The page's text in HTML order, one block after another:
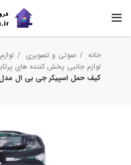
خانه صوتی و تصویری
لوازم جانبی پخش کننده های
کیف حمل اسپیکر جی بی ال مدل ۳۲۰